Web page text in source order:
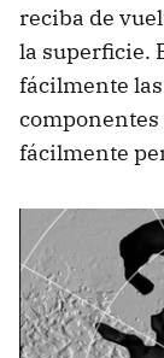
reciba de
la superficie.
fácilmente
fácilmente